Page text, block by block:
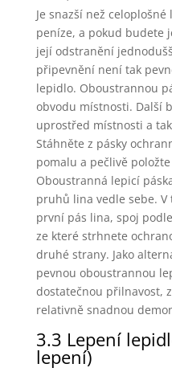
Je snazší než
peníze, a pokud budete
její odstranění
připevnění není tak
lepidlo. Oboustrannou
obvodu místnosti. Další
uprostřed místnosti a
Stáhněte z pásky
pomalu a pečlivě
Oboustranná lepicí
pruhů lina vedle sebe.
první pás lina, spoj
ze které strhnete
druhé strany. Jako
pevnou oboustrannou
dostatečnou přilnavost,
relativně snadnou
3.3 Lepení
lepení)